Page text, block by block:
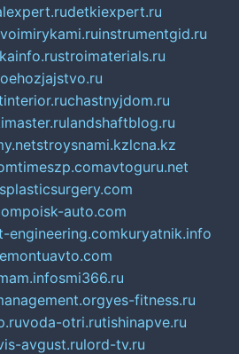
detkiexpert.ru
instrumentgid.ru
stroimaterials.ru
chastnyjdom.ru
landshaftblog.ru
stroysnami.kzlcna.kz
timeszp.comavtoguru.net
poisk-auto.com
engineering.comkuryatnik.info
smi366.ru
yes-fitness.ru
voda-otri.rutishinapve.ru
avgust.rulord-tv.ru